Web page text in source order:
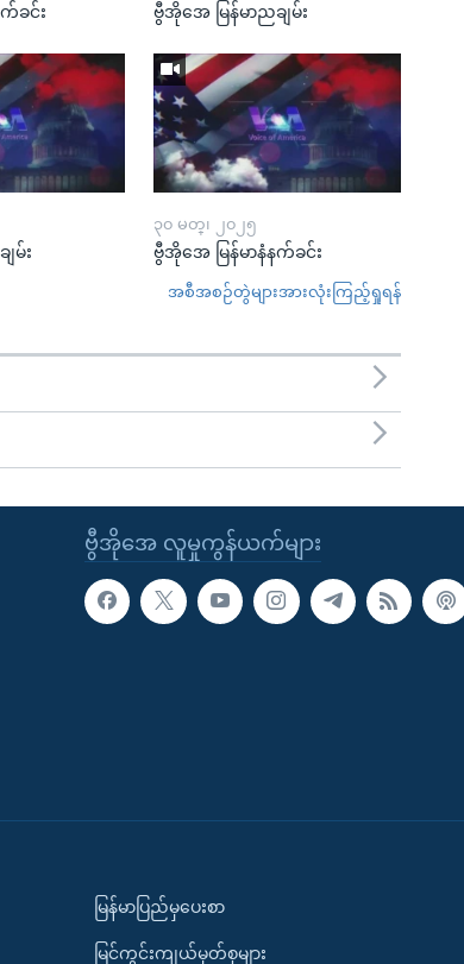
ခင်း ဗွီအိုအေ မြန်မာညချမ်း
မ်း
၃၀ မတ္၊ ၂၀၂၅
ဗွီအိုအေ မြန်မာနံနက်ခင်း
အစီအစဉ်တွဲများအားလုံးကြည့်ရှုရန်
ဗွီအိုအေ လူမှုကွန်ယက်များ
မြန်မာပြည်မှပေးစာ
မြင်ကွင်းကျယ်မှတ်စုများ